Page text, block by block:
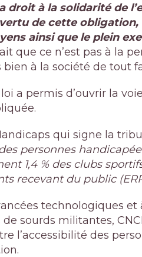
droit à la solidarité de
de cette obligation,
ainsi que le plein
que ce n’est pas à la
bien à la société de tout
a permis d’ouvrir la
qui signe la
personnes
1,4 % des clubs
recevant du public
technologiques et
de sourds militantes,
l’accessibilité des